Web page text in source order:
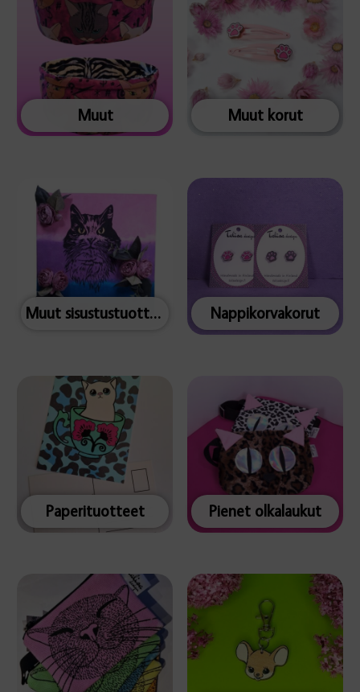
Muut Muut korut
Muut sisustustuotteet Nappikorvakorut
Paperituotteet Pienet olkalaukut